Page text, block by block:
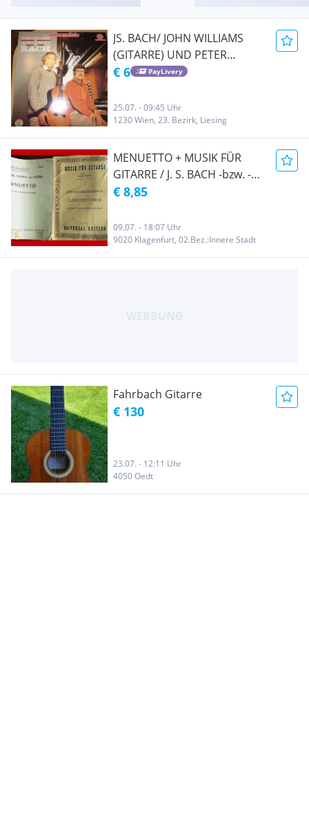
JS. BACH/ JOHN WILLIAMS
(GITARRE) UND PETER
HURFORD (ORGEL)/ 1 LP
€ 6 PayLivery
25.07. - 09:45 Uhr
1230 Wien, 23. Bezirk, Liesing
MENUETTO + MUSIK FÜR
GITARRE / J. S. BACH -bzw. -
Carl Maria von Weber / 2
€ 8,85
09.07. - 18:07 Uhr
9020 Klagenfurt, 02.Bez.:Innere Stadt
Fahrbach Gitarre
€ 130
23.07. - 12:11 Uhr
4050 Oedt